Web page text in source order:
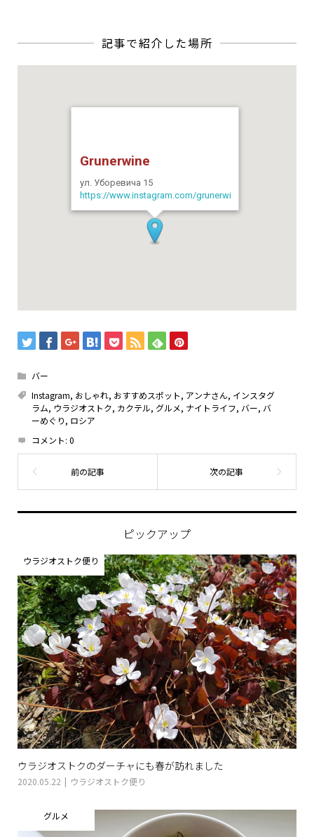
Grunerwine
ул. Уборевича 15
https://www.instagram.com/grunerwine/
バー
Instagram, おしゃれ, おすすめスポット, アンナさん, インスタグ
ラム, ウラジオストク, カクテル, グルメ, ナイトライフ, バー, バ
ーめぐり, ロシア
コメント: 0
ピックアップ
ウラジオストク便り
ウラジオストクのダーチャにも春が訪れました
2020.05.22 ウラジオストク便り
グルメ